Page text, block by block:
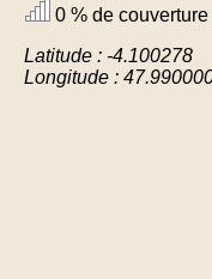
0 % de
Latitude : -4.100278
Longitude :